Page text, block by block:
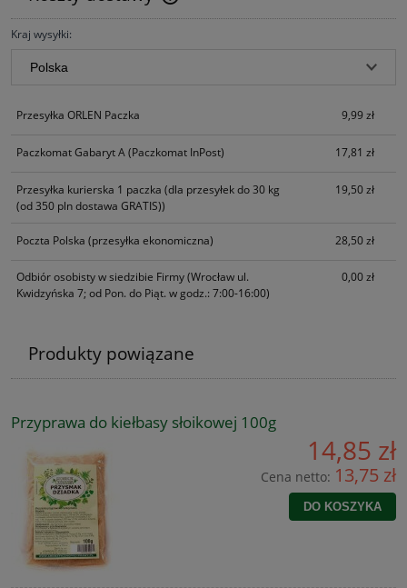
Cena nie zawiera ewentualnych kosztów płatności
Kraj wysyłki:
Przesyłka ORLEN Paczka 9,99 zł
Paczkomat Gabaryt A(Paczkomat InPost) 17,81 zł
Przesyłka kurierska 1 paczka (dla przesyłek do 30 kg
(od 350 pln dostawa GRATIS))
19,50 zł
Poczta Polska (przesyłka ekonomiczna) 28,50 zł
Odbiór osobisty w siedzibie Firmy(Wrocław ul.
Kwidzyńska 7; od Pon. do Piąt. w godz.: 7:00-16:00)
0,00 zł
Produkty powiązane
Przyprawa do kiełbasy słoikowej 100g
14,85 zł
Cena netto: 13,75 zł
DO KOSZYKA